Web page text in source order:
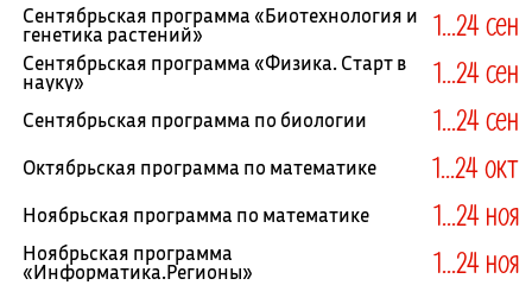
Сентябрьская программа «Биотехнология и
генетика растений» 1...24 сен
Сентябрьская программа «Физика. Старт в
науку» 1...24 сен
Сентябрьская программа по биологии 1...24 сен
Октябрьская программа по математике 1...24 окт
Ноябрьская программа по математике 1...24 ноя
Ноябрьская программа
«Информатика.Регионы» 1...24 ноя